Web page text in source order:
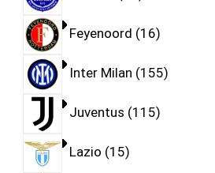
Feyenoord 16
Inter Milan 155
Juventus 115
Lazio 15